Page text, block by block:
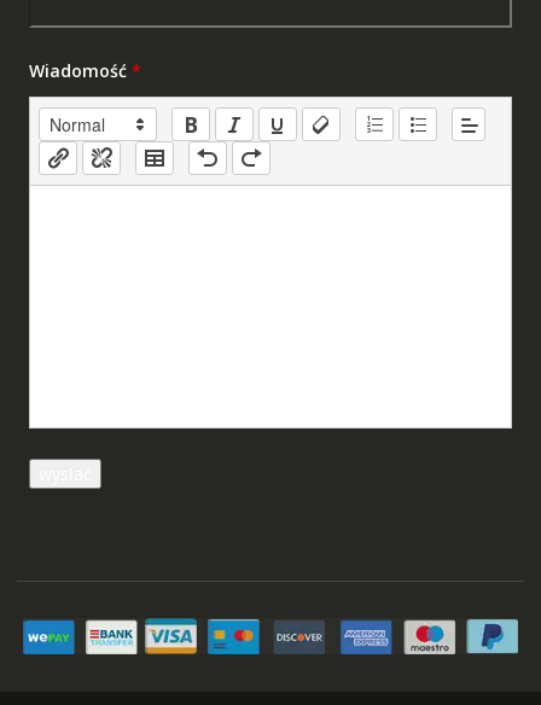
Wiadomość *